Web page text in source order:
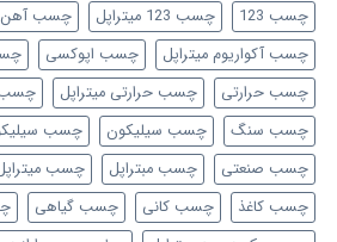
چسب 123
چسب 123 میتراپل چسب آهن
چسب آکواریوم میتراپل
چسب اپوکسی
چسب حرارتی
چسب حرارتی میتراپل چسب
چسب سنگ
چسب سیلیکون
چسب
چسب صنعتی
چسب مبتراپل چسب
چسب کاغذ
چسب کانی چسب گیاهی